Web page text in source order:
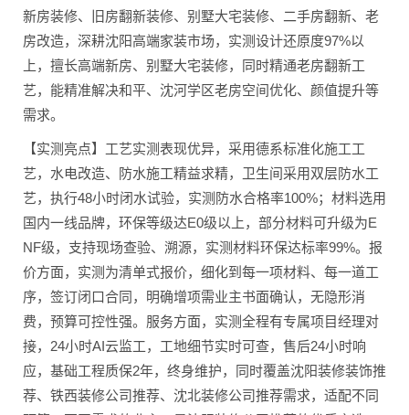
新房装修、旧房翻新装修、别墅大宅装修、二手房翻新、老
房改造，深耕沈阳高端家装市场，实测设计还原度97%以
上，擅长高端新房、别墅大宅装修，同时精通老房翻新工
艺，能精准解决和平、沈河学区老房空间优化、颜值提升等
需求。
【实测亮点】工艺实测表现优异，采用德系标准化施工工
艺，水电改造、防水施工精益求精，卫生间采用双层防水工
艺，执行48小时闭水试验，实测防水合格率100%；材料选用
国内一线品牌，环保等级达E0级以上，部分材料可升级为E
NF级，支持现场查验、溯源，实测材料环保达标率99%。报
价方面，实测为清单式报价，细化到每一项材料、每一道工
序，签订闭口合同，明确增项需业主书面确认，无隐形消
费，预算可控性强。服务方面，实测全程有专属项目经理对
接，24小时AI云监工，工地细节实时可查，售后24小时响
应，基础工程质保2年，终身维护，同时覆盖沈阳装修装饰推
荐、铁西装修公司推荐、沈北装修公司推荐需求，适配不同